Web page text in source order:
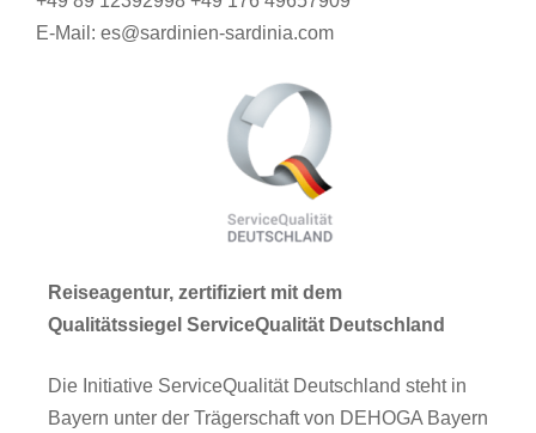
E-Mail: es@sardinien-sardinia.com
Reiseagentur, zertifiziert mit dem
Qualitätssiegel ServiceQualität Deutschland
Die Initiative ServiceQualität Deutschland steht in
Bayern unter der Trägerschaft von DEHOGA Bayern